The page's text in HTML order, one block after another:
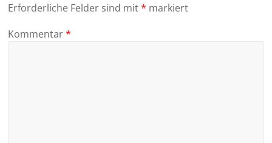
Erforderliche Felder sind mit* markiert
Kommentar*